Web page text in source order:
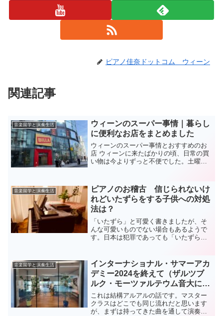
ピアノ佳奈ドットコム ウィーン
関連記事
音楽留学と演奏生活
ウィーンのスーパー事情｜暮らし
に便利なお店をまとめました
ウィーンのスーパー事情とおすすめのお
店 ウィーンに来たばかりの頃、日常の買
い物は今よりずっと不便でした。土曜日
れると本当に困ったものです。日本とは
比べ物にならないものの...
音楽留学と演奏生活
ピアノのお稽古 信じられないけ
れどいたずらをする子供への対処
法は？
「いたずら」と可愛く書きましたが、そ
んな可愛いものでない場合もあるようで
す。日本は犯罪であっても「いたずら」
違法行為です。きちんと現行犯で見つ
け、叱りましょう。私はもと...
音楽留学と演奏生活
インターナショナル・サマーアカ
デミー2024を終えて（ザルツブ
ルク・モーツァルテウム音大に
て） ちょっと感じる残念さにつ
いて
これは結構アルアルの話です。マスター
クラスはどこでも同じ流れだと思います
が、まずは持ってきた曲を通して演奏し